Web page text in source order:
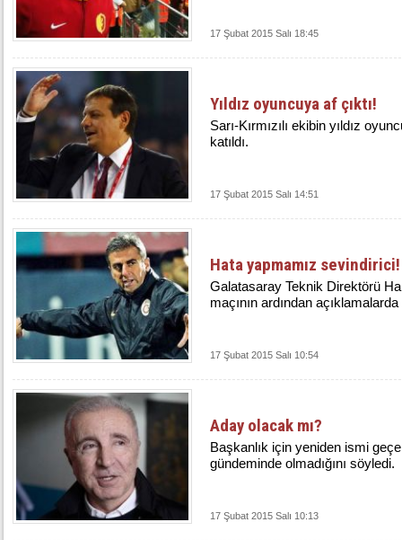
17 Şubat 2015 Salı 18:45
Yıldız oyuncuya af çıktı!
Sarı-Kırmızılı ekibin yıldız
katıldı.
17 Şubat 2015 Salı 14:51
Hata yapmamız sevindirici!
Galatasaray Teknik Direktörü
maçının ardından
17 Şubat 2015 Salı 10:54
Aday olacak mı?
Başkanlık için yeniden ismi
gündeminde olmadığını söyledi.
17 Şubat 2015 Salı 10:13